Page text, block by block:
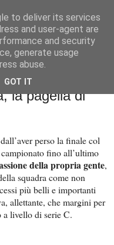
i momenti, le
la pagella di
perso la finale col
fino all’ultimo
della propria gente,
squadra come non
più belli e importanti
allettante, che margini per
a livello di serie C.
to deliver its services
and user-agent are
and security
generate usage
abuse.
GOT IT